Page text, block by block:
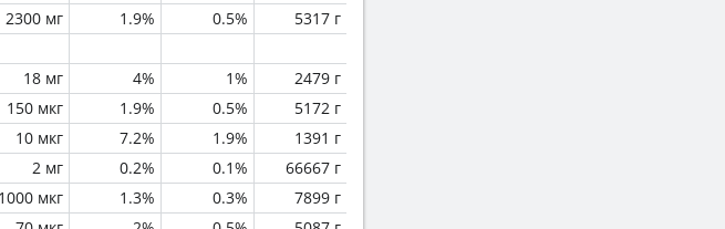
2300 мг 1.9% 0.5% 5317 г
18 мг 4% 1%
2479 г
150 мкг 1.9% 0.5%
5172 г
10 мкг 7.2% 1.9%
1391 г
2 мг 0.2% 0.1%
66667 г
1000 мкг 1.3% 0.3%
7899 г